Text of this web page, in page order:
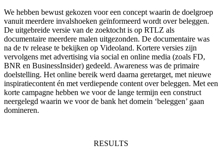
We hebben bewust gekozen voor een concept waarin de doelgroep
vanuit meerdere invalshoeken geïnformeerd wordt over beleggen.
De uitgebreide versie van de zoektocht is op RTLZ als
documentaire meerdere malen uitgezonden. De documentaire was
na de tv release te bekijken op Videoland. Kortere versies zijn
vervolgens met advertising via social en online media (zoals FD,
BNR en BusinessInsider) gedeeld. Awareness was de primaire
doelstelling. Het online bereik werd daarna geretarget, met nieuwe
inspiratiecontent én met verdiepende content over beleggen. Met een
korte campagne hebben we voor de lange termijn een construct
neergelegd waarin we voor de bank het domein ‘beleggen’ gaan
domineren.
RESULTS